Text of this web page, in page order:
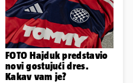
FOTO Hajduk predstavio
novi gostujući dres.
Kakav vam je?